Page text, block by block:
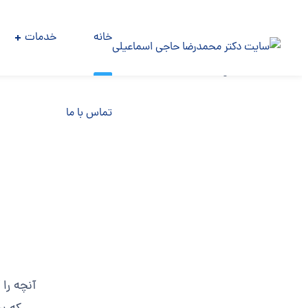
خانه خدمات
تماس با ما
آنچه